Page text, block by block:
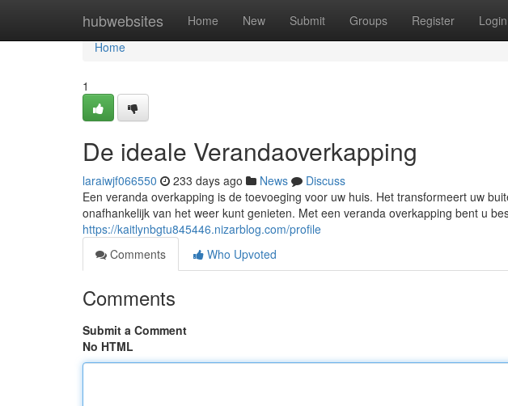
hubwebsites Home New Submit Groups Register Login
Home
Home
1
De ideale Verandaoverkapping
laraiwjf066550 233 days ago News
Discuss
Een veranda overkapping is de toevoeging voor uw huis. Het transformeert uw
onafhankelijk van het weer kunt genieten. Met een veranda overkapping bent u
https://kaitlynbgtu845446.nizarblog.com/profile
Comments
Who Upvoted
Comments
Submit a Comment
No HTML